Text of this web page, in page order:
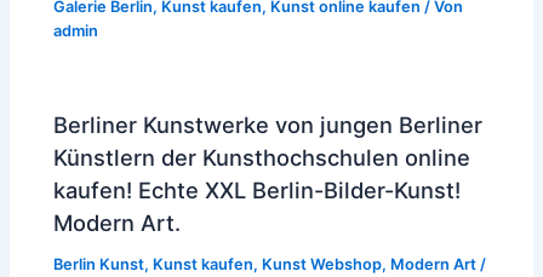
Galerie Berlin, Kunst kaufen, Kunst online kaufen / Von
admin
Berliner Kunstwerke von jungen Berliner
Künstlern der Kunsthochschulen online
kaufen! Echte XXL Berlin-Bilder-Kunst!
Modern Art.
Berlin Kunst, Kunst kaufen, Kunst Webshop, Modern Art /